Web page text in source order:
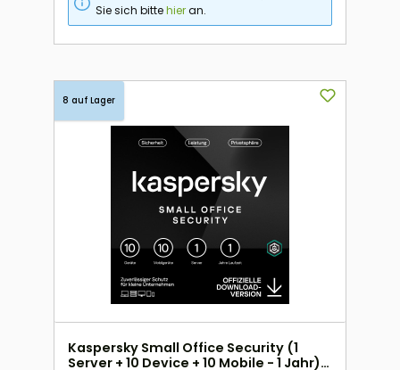
Sie sich bittehieran.
8 auf Lager
Kaspersky Small Office Security (1
Server + 10 Device + 10 Mobile - 1 Jahr)